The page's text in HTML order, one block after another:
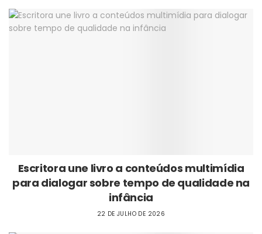
Escritora une livro a conteúdos multimídia
para dialogar sobre tempo de qualidade na
infância
22 DE JULHO DE 2026